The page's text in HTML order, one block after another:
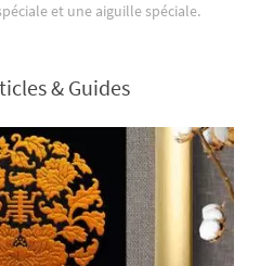
et une aiguille spéciale.
& Guides